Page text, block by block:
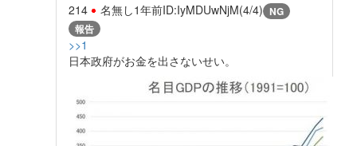
214 名無し1年前ID:IyMDUwNjM(4/4) NG
報告
>>1
日本政府がお金を出さないせい。